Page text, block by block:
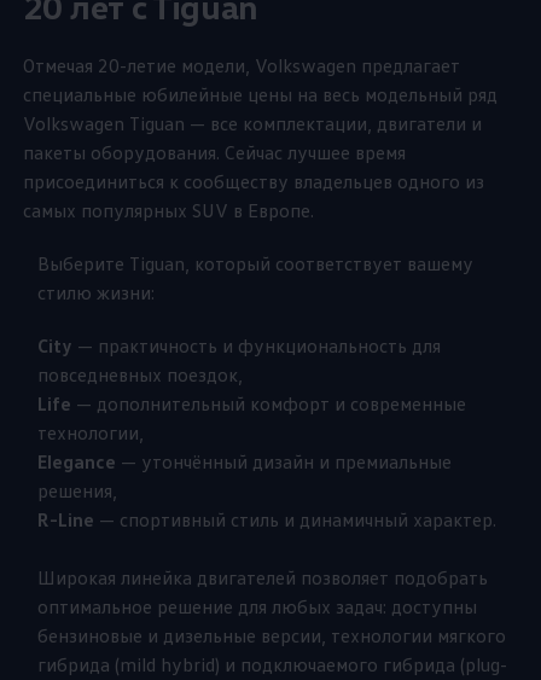
Отмечая 20-летие модели, Volkswagen предлагает
специальные юбилейные цены на весь модельный ряд
Volkswagen Tiguan — все комплектации, двигатели и
пакеты оборудования. Сейчас лучшее время
присоединиться к сообществу владельцев одного из
самых популярных SUV в Европе.
Выберите Tiguan, который соответствует вашему
стилю жизни:
City — практичность и функциональность для
повседневных поездок,
Life — дополнительный комфорт и современные
технологии,
Elegance — утончённый дизайн и премиальные
решения,
R-Line — спортивный стиль и динамичный характер.
Широкая линейка двигателей позволяет подобрать
оптимальное решение для любых задач: доступны
бензиновые и дизельные версии, технологии мягкого
гибрида (mild hybrid) и подключаемого гибрида (plug-